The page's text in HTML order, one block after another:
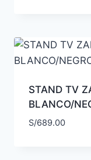
STAND TV
BLANCO/
S/689.00